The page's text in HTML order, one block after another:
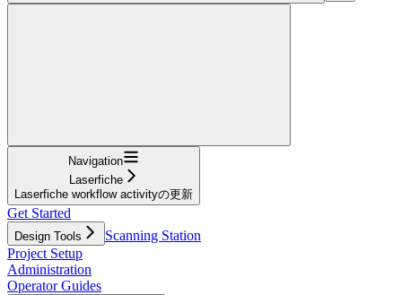
Navigation
Laserfiche
Laserfiche workflow activityの更新
Get Started
Design Tools
Scanning Station
Project Setup
Administration
Operator Guides